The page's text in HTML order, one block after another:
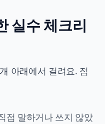
실수 체크리
아래에서 걸려요. 점
접 말하거나 쓰지 않았